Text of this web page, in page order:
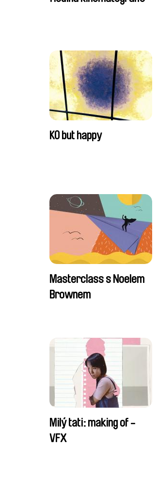
KO but happy
Masterclass s Noelem
Brownem
Milý tati: making of -
VFX